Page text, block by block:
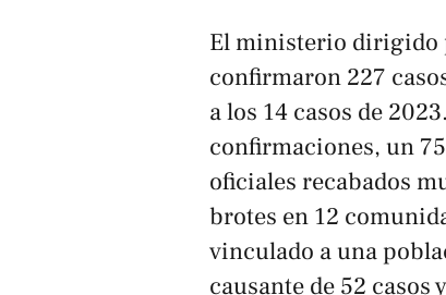
El ministerio dirigido
confirmaron 227
a los 14 casos de
confirmaciones, un
oficiales recabados
brotes en 12
vinculado a una
causante de 52 casos